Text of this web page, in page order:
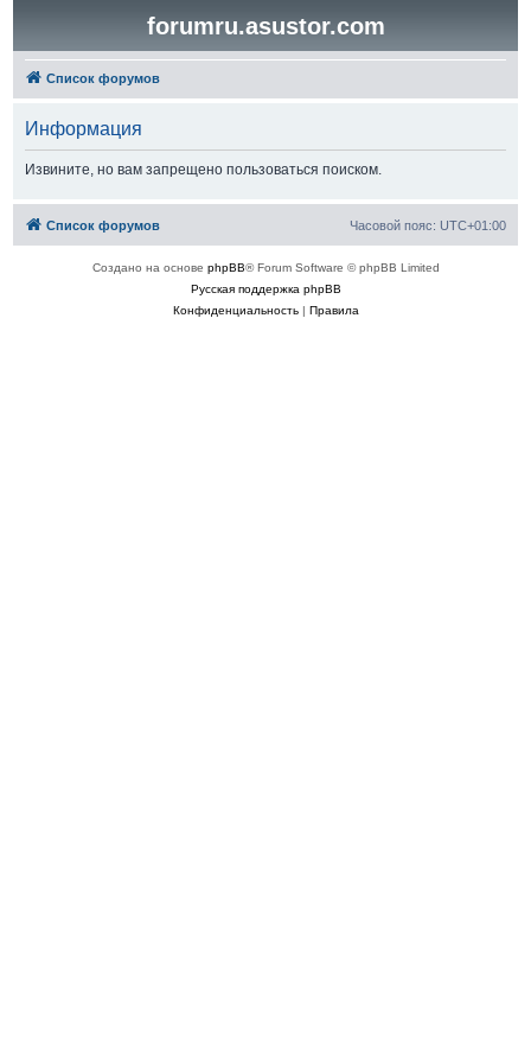
forumru.asustor.com
Список форумов
Информация
Извините, но вам запрещено пользоваться поиском.
Список форумов Часовой пояс: UTC+01:00
Создано на основе phpBB® Forum Software © phpBB Limited
Русская поддержка phpBB
Конфиденциальность| Правила